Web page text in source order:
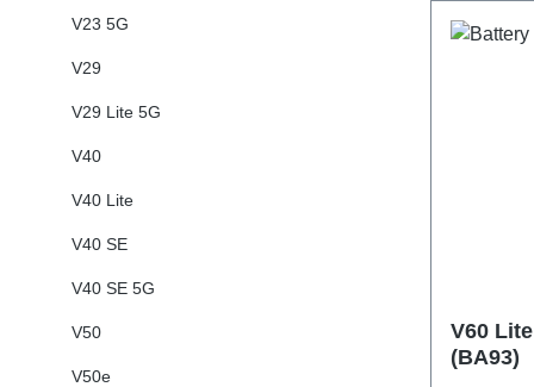
V23 5G
V29
V29 Lite 5G
V40
V40 Lite
V40 SE
V40 SE 5G
V50
V50e
V60
(BA93)